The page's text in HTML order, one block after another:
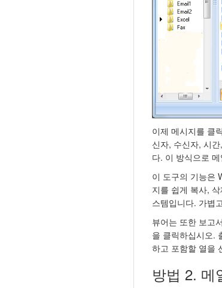
이제 메시지를 클
신자, 수신자, 시
다. 이 방식으로
이 도구의 기능은
지를 쉽게 복사,
스템입니다. 가볍
뷰어는 또한 보고
을 클릭하십시오.
하고 포함할 열을
방법 2. 메